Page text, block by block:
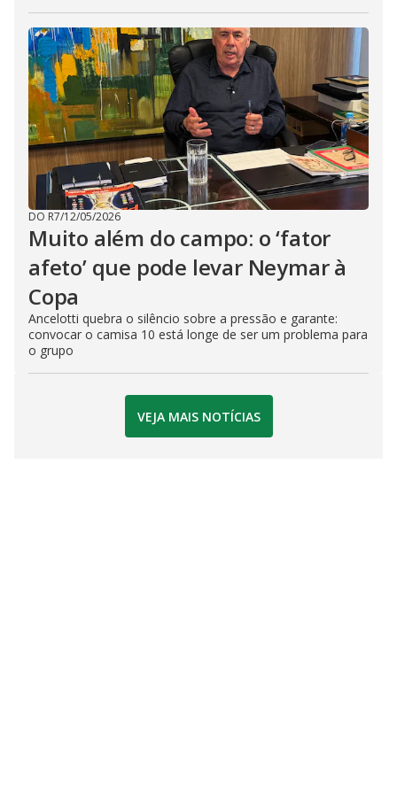
DO R7/12/05/2026
Muito além do campo: o ‘fator
afeto’ que pode levar Neymar à
Copa
Ancelotti quebra o silêncio sobre a pressão e garante:
convocar o camisa 10 está longe de ser um problema para
o grupo
VEJA MAIS NOTÍCIAS